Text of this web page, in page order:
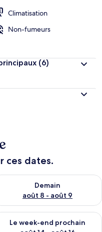
Climatisation
Non-fumeurs
(6)
ces dates.
7 - août 8
Demain
août 8 - août 9
la disponibilité pour
end août 7 - août 9
Le week-end prochain
la disponibilité pour